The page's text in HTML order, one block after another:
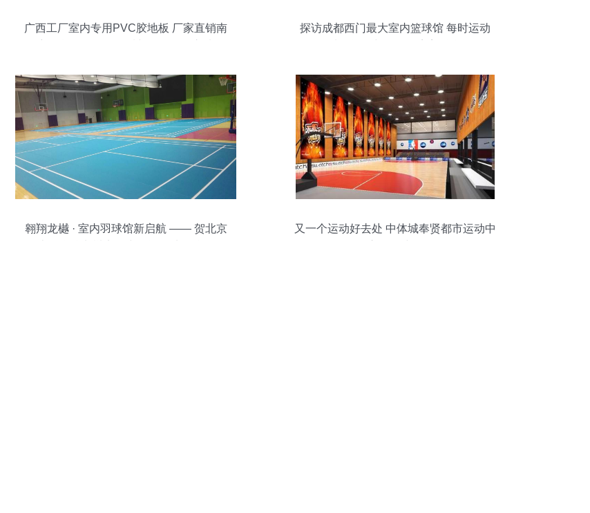
广西工厂室内专用PVC胶地板 厂家直销南
探访成都西门最大室内篮球馆 每时运动
翱翔龙樾 · 室内羽球馆新启航 —— 贺北京
又一个运动好去处 中体城奉贤都市运动中